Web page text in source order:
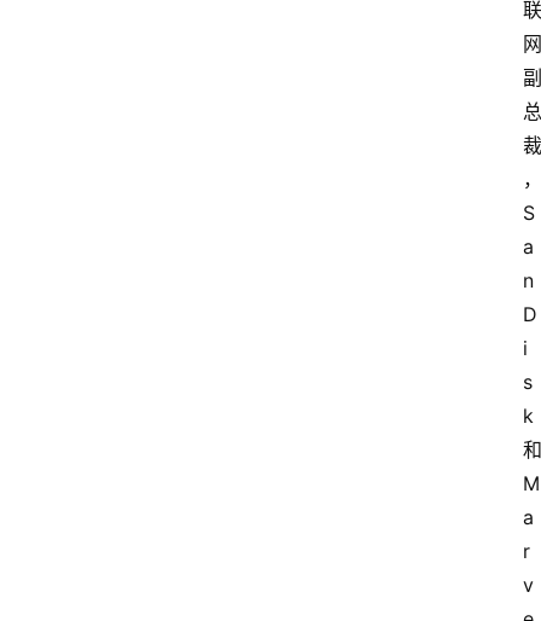
联
网
副
总
裁
，
S
a
n
D
i
s
k
和
M
a
r
v